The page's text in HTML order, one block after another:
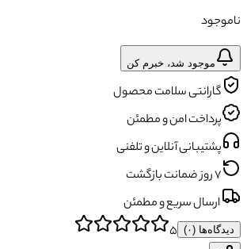
ناموجود
موجود شد، خبرم کن
گارانتی سلامت محصول
پرداخت امن و مطمئن
پشتیبانی آنلاین و تلفنی
۷ روز ضمانت بازگشت
ارسال سریع و مطمئن
دیدگاه‌ها (۰) ۵